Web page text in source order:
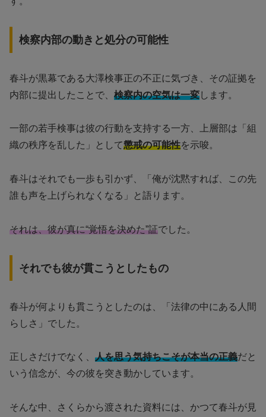
検察内部の動きと処分の可能性
春斗が黒幕である大澤検事正の不正に気づき、その証拠を
内部に提出したことで、 検察内の空気は一変します。
一部の若手検事は彼の行動を支持する一方、上層部は「組
織の秩序を乱した」として懲戒の可能性を示唆。
春斗はそれでも一歩も引かず、「俺が沈黙すれば、この先
誰も声を上げられなくなる」と語ります。
それは、彼が真に“覚悟を決めた”証でした。
それでも彼が貫こうとしたもの
春斗が何よりも貫こうとしたのは、「法律の中にある人間
らしさ」でした。
正しさだけでなく、 人を思う気持ちこそが本当の正義だと
いう信念が、今の彼を突き動かしています。
そんな中、さくらから渡された資料には、かつて春斗が見